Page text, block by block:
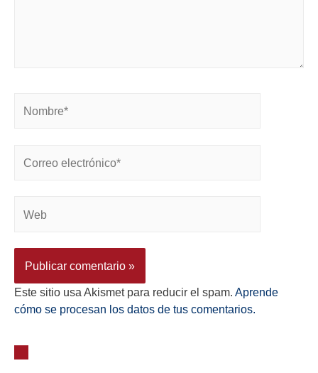
Este sitio usa Akismet para reducir el spam. Aprende
cómo se procesan los datos de tus comentarios.